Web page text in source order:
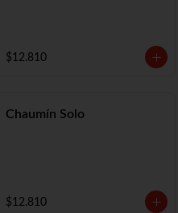
$12.810
Chaumín Solo
$12.810